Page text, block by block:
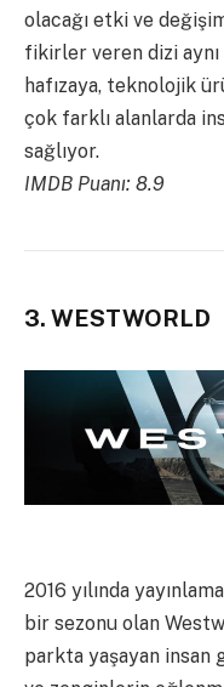
olacağı etki ve
fikirler veren dizi aynı
hafızaya, teknolojik
çok farklı alanlarda
sağlıyor.
IMDB Puanı: 8.9
3. WESTWORLD
2016 yılında
bir sezonu olan
parkta yaşayan insan